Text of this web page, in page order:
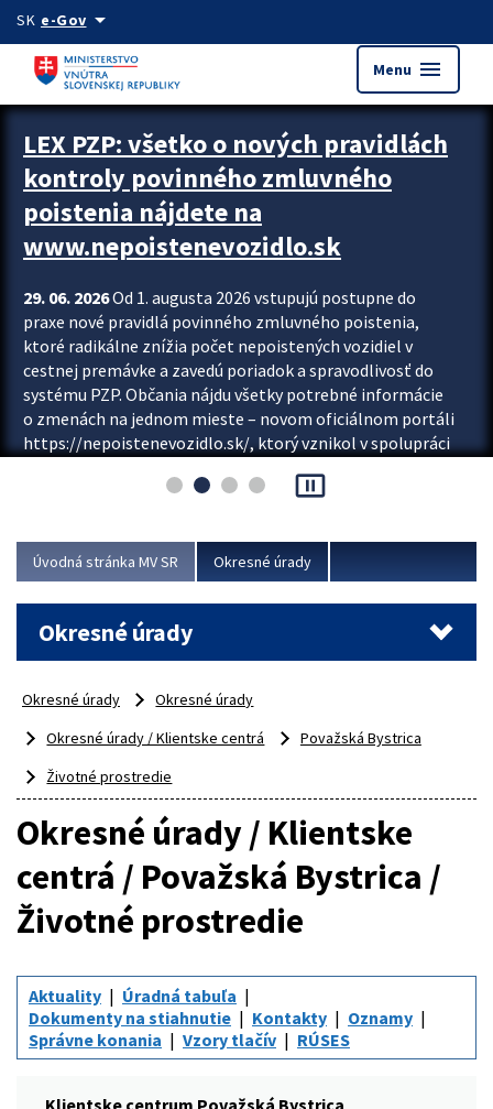
Preskocit na hlavný obsah
SK e-Govarrow_drop_down
Menu menu
Zastavit automatický posun upútavok
LEX PZP: všetko o nových pravidlách
kontroly povinného zmluvného
poistenia nájdete na
www.nepoistenevozidlo.sk
29. 06. 2026Od 1. augusta 2026 vstupujú postupne do
praxe nové pravidlá povinného zmluvného poistenia,
ktoré radikálne znížia počet nepoistených vozidiel v
cestnej premávke a zavedú poriadok a spravodlivosť do
systému PZP. Občania nájdu všetky potrebné informácie
o zmenách na jednom mieste – novom oficiálnom portáli
https://nepoistenevozidlo.sk/, ktorý vznikol v spolupráci
asociácie poisťovní (SLASPO) a Ministerstva vnútra SR.
Viac
pause_presentation
Úvodná stránka MV SR Okresné úrady
Okresné úrady
Okresné úrady
Okresné úrady
Okresné úrady / Klientske centrá
Považská Bystrica
Životné prostredie
Okresné úrady / Klientske
centrá / Považská Bystrica /
Životné prostredie
Aktuality
Úradná tabuľa
Dokumenty na stiahnutie
Kontakty
Oznamy
Správne konania
Vzory tlačív RÚSES